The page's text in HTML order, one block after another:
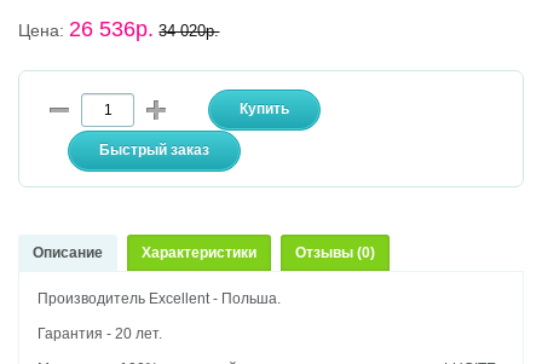
Цена:26 536р. 34 020р.
Описание Характеристики Отзывы (0)
Производитель Excellent - Польша.
Гарантия - 20 лет.